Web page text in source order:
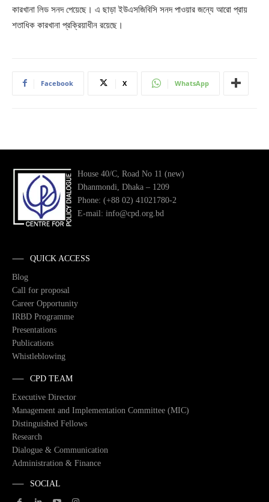
কারখানা লিড সনদ পেয়েছে। এ ছাড়া ইউএসজিবিসি সনদ পাওয়ার জন্যে আরো প্রায়
শতাধিক কারখানা প্রক্রিয়াধীন রয়েছে।
Facebook X WhatsApp
House 40/C, Road No 11 (new)
Dhanmondi, Dhaka – 1209
Phone: (+88 02) 41021780-2
E-mail: info@cpd.org.bd
QUICK ACCESS
Blog
Call for proposal
Career Opportunity
IRBD Programme
Presentations
Publications
Whistleblowing
CPD TEAM
Executive Director
Management and Implementation Committee (MIC)
Distinguished Fellows
Research
Dialogue & Communication
Administration & Finance
SOCIAL